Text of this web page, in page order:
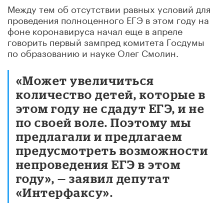
Между тем об отсутствии равных условий для
проведения полноценного ЕГЭ в этом году на
фоне коронавируса начал еще в апреле
говорить первый зампред комитета Госдумы
по образованию и науке Олег Смолин.
«Может увеличиться
количество детей, которые в
этом году не сдадут ЕГЭ, и не
по своей воле. Поэтому мы
предлагали и предлагаем
предусмотреть возможности
непроведения ЕГЭ в этом
году», — заявил депутат
«Интерфаксу».